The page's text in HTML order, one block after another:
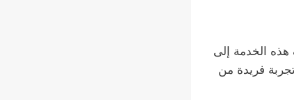
الخدمة إلى
فريدة من